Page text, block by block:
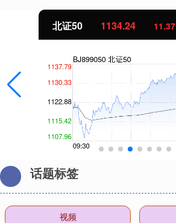
北证50 1134.24 11.37
话题标签
视频